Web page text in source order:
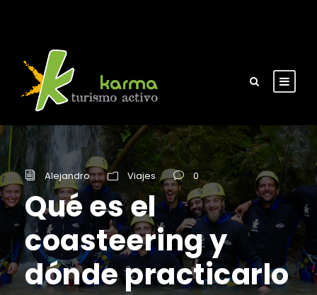
Alejandro Viajes 0
Qué es el
coasteering y
dónde practicarlo